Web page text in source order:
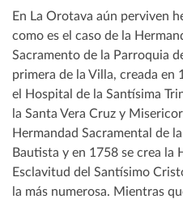
En La Orotava aún perviven
como es el caso de la
Sacramento de la Parroquia
primera de la Villa, creada en
el Hospital de la Santísima
la Santa Vera Cruz y
Hermandad Sacramental de
Bautista y en 1758 se crea la
Esclavitud del Santísimo
la más numerosa. Mientras